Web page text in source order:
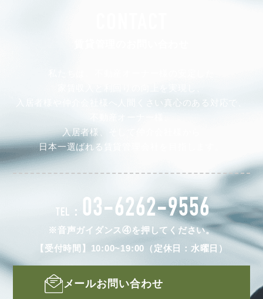
入居者様や仲介会社様へ人間くさい真心のある対応で、
入居者様、そして仲介会社様から
日本一選ばれる賃貸管理会社を目指します。
TEL： 03-6262-9556
※音声ガイダンス④を押してください。
【受付時間】10:00~19:00（定休日：水曜日）
メールお問い合わせ